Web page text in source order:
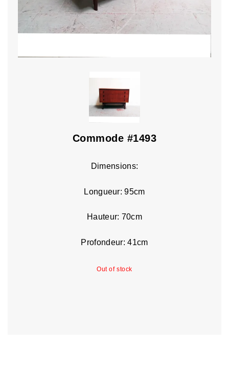
Commode #1493
Dimensions:
Longueur: 95cm
Hauteur: 70cm
Profondeur: 41cm
Out of stock